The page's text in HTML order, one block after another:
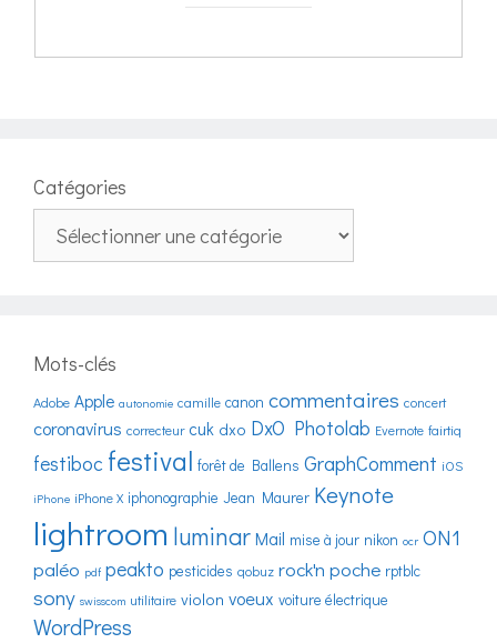
Catégories
Mots-clés
Adobe Apple autonomie camille canon commentaires concert
coronavirus correcteur cuk dxo DxO Photolab Evernote fairtiq
festiboc festival forêt de Ballens GraphComment iOS
iPhone iPhone X iphonographie Jean Maurer Keynote
lightroom luminar Mail mise à jour nikon ocr ON1
paléo pdf peakto pesticides qobuz rock'n poche rptblc
sony swisscom utilitaire violon voeux voiture électrique
WordPress